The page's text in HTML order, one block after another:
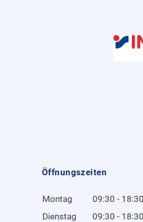
Öffnungszeiten
Montag
09:30 - 18:30
Dienstag
09:30 - 18:30